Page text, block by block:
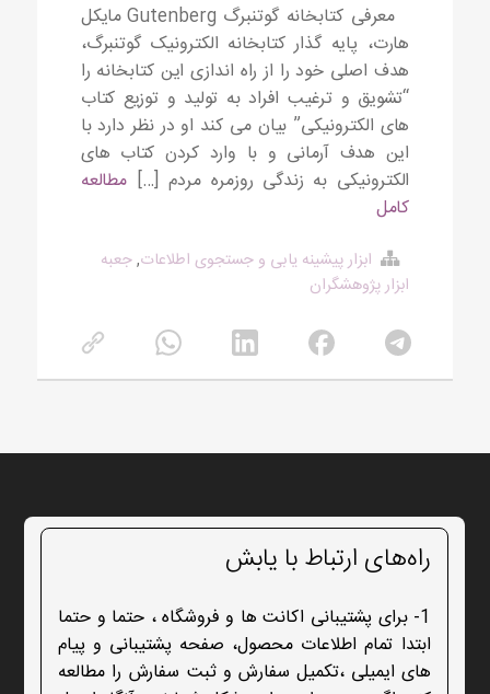
معرفی کتابخانه گوتنبرگ Gutenberg مایکل
هارت، پایه گذار کتابخانه الکترونیک گوتنبرگ،
هدف اصلی خود را از راه اندازی این کتابخانه را
“تشویق و ترغیب افراد به تولید و توزیع کتاب
های الکترونیکی” بیان می کند او در نظر دارد با
این هدف آرمانی و با وارد کردن کتاب های
الکترونیکی به زندگی روزمره مردم […] مطالعه
کامل
ابزار پیشینه یابی و جستجوی اطلاعات,جعبه
ابزار پژوهشگران
راه‌های ارتباط با یابش
1- برای پشتیبانی اکانت ها و فروشگاه ، حتما و حتما
ابتدا تمام اطلاعات محصول، صفحه پشتیبانی و پیام
های ایمیلی ،تکمیل سفارش و ثبت سفارش را مطالعه